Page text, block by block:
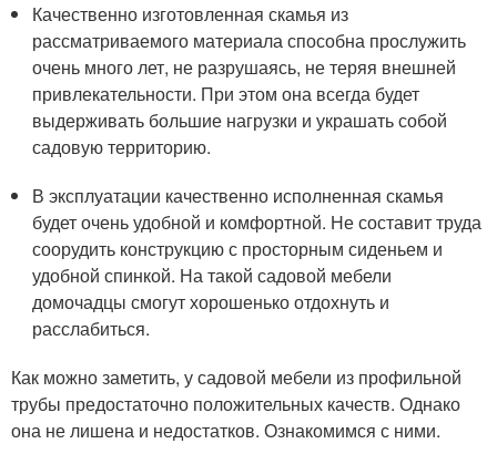
Качественно изготовленная скамья из
рассматриваемого материала способна прослужить
очень много лет, не разрушаясь, не теряя внешней
привлекательности. При этом она всегда будет
выдерживать большие нагрузки и украшать собой
садовую территорию.
В эксплуатации качественно исполненная скамья
будет очень удобной и комфортной. Не составит труда
соорудить конструкцию с просторным сиденьем и
удобной спинкой. На такой садовой мебели
домочадцы смогут хорошенько отдохнуть и
расслабиться.
Как можно заметить, у садовой мебели из профильной
трубы предостаточно положительных качеств. Однако
она не лишена и недостатков. Ознакомимся с ними.